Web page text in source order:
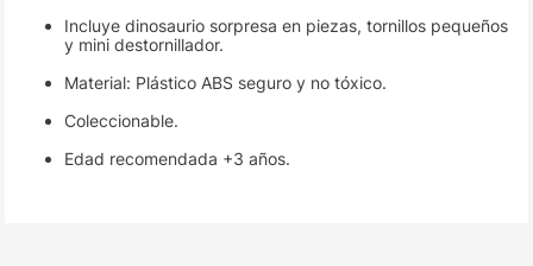
Incluye dinosaurio sorpresa en piezas, tornillos pequeños
y mini destornillador.
Material: Plástico ABS seguro y no tóxico.
Coleccionable.
Edad recomendada +3 años.